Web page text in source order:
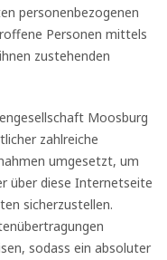
personenbezogenen
Personen mittels
zustehenden
Moosburg
zahlreiche
umgesetzt, um
über diese Internetseite
sicherzustellen.
sodass ein absoluter